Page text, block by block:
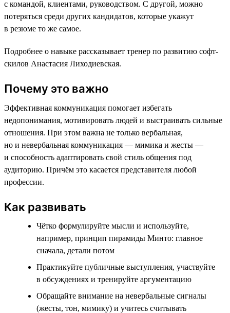
с командой, клиентами, руководством. С другой, можно
потеряться среди других кандидатов, которые укажут
в резюме то же самое.
Подробнее о навыке рассказывает тренер по развитию софт-
скилов Анастасия Лиходиевская.
Почему это важно
Эффективная коммуникация помогает избегать
недопонимания, мотивировать людей и выстраивать сильные
отношения. При этом важна не только вербальная,
но и невербальная коммуникация — мимика и жесты —
и способность адаптировать свой стиль общения под
аудиторию. Причём это касается представителя любой
профессии.
Как развивать
Чётко формулируйте мысли и используйте,
например, принцип пирамиды Минто: главное
сначала, детали потом
Практикуйте публичные выступления, участвуйте
в обсуждениях и тренируйте аргументацию
Обращайте внимание на невербальные сигналы
(жесты, тон, мимику) и учитесь считывать